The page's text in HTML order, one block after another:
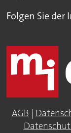
Folgen Sie
AGB |